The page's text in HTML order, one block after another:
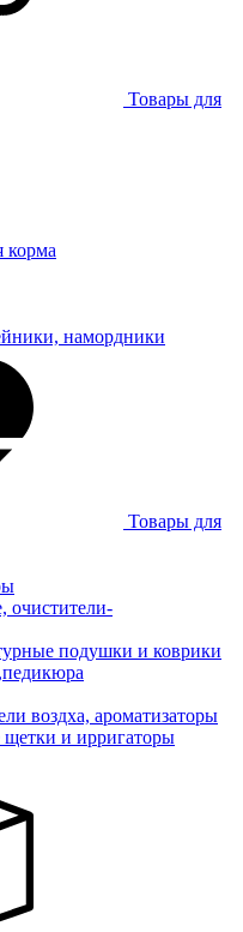
Товары для
корма
намордники
Товары для
очистители-
подушки и коврики
воздха, ароматизаторы
щетки и ирригаторы